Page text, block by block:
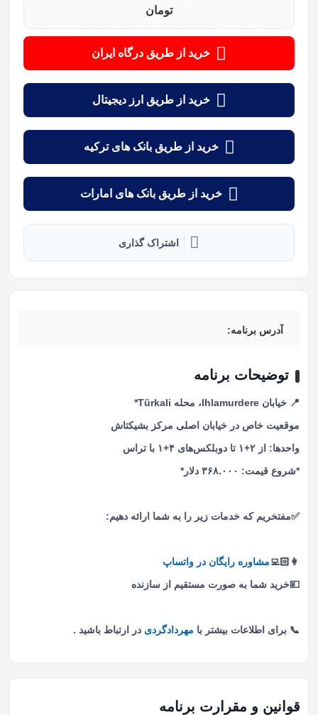
تومان
خرید از طریق درگاه ایران
خرید از طریق ارز دیجیتال
خرید از طریق بانک های ترکیه
خرید از طریق بانک های امارات
اشتراک گذاری
آدرس برنامه:
توضیحات برنامه
📍 خیابان Ihlamurdere، محله Türkali*
موقعیت خاص در خیابان اصلی مرکز بشیکتاش
واحدها: از ۲+۱ تا دوبلکس‌های ۴+۱ با تراس
*شروع قیمت: ۳۶۸.۰۰۰ دلار*
✅مفتخریم که خدمات زیر را به شما ارائه دهیم:
👩🏻‍💻مشاوره رایگان در واتساپ
💴خرید شما به صورت مستقیم از سازنده
📞 برای اطلاعات بیشتر با مهردادگردی در ارتباط باشید .
قوانین و مقرارت برنامه